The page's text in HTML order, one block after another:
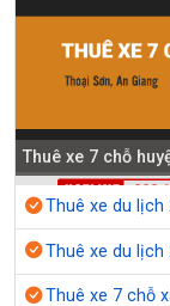
Thuê xe 7 chỗ
Thuê xe du lịch
Thuê xe du lịch
Thuê xe 7 chỗ